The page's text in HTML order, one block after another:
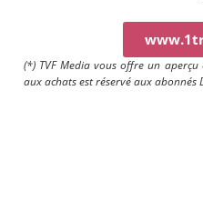
(*) TVF Media vous offre un aperçu
aux achats est réservé aux abonnés